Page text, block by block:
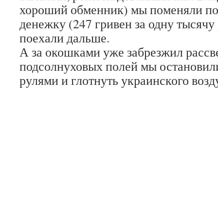
хороший обменник) мы поменяли
денежку (247 гривен за одну
поехали дальше.
А за окошками уже забрезжил
подсолнуховых полей мы
рулями и глотнуть украинского